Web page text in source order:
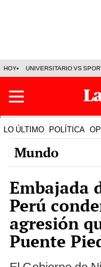
HOY UNIVERSITARIO VS
LO ÚLTIMO POLÍTICA
Mundo
Embajada
Perú
agresión
Puente